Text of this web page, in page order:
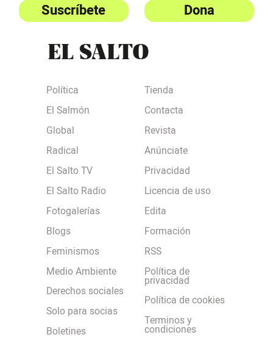
Suscríbete Dona
Política
El Salmón
Global
Radical
El Salto TV
El Salto Radio
Fotogalerías
Blogs
Feminismos
Medio Ambiente
Derechos sociales
Solo para socias
Boletines
Tienda
Contacta
Revista
Anúnciate
Privacidad
Licencia de uso
Edita
Formación
RSS
Política de
privacidad
Política de cookies
Terminos y
condiciones